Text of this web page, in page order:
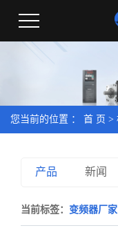
您当前的位置 ： 首 页 >
产品 新闻
当前标签： 变频器厂家